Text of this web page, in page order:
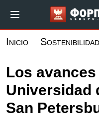
contenido
Inicio
Los
Universidad
San